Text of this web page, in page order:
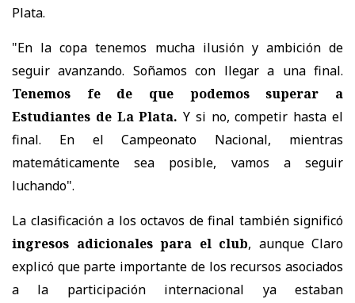
Plata.
"En la copa tenemos mucha ilusión y ambición de
seguir avanzando. Soñamos con llegar a una final.
Tenemos fe de que podemos superar a
Estudiantes de La Plata. Y si no, competir hasta el
final. En el Campeonato Nacional, mientras
matemáticamente sea posible, vamos a seguir
luchando".
La clasificación a los octavos de final también significó
ingresos adicionales para el club, aunque Claro
explicó que parte importante de los recursos asociados
a la participación internacional ya estaban